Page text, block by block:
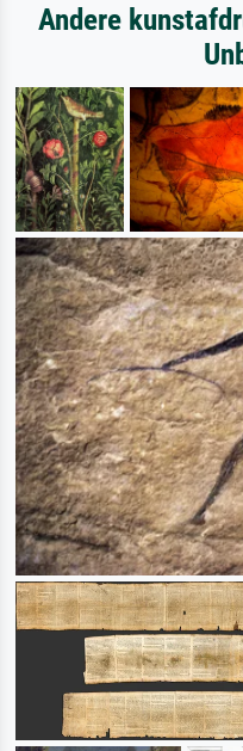
Andere